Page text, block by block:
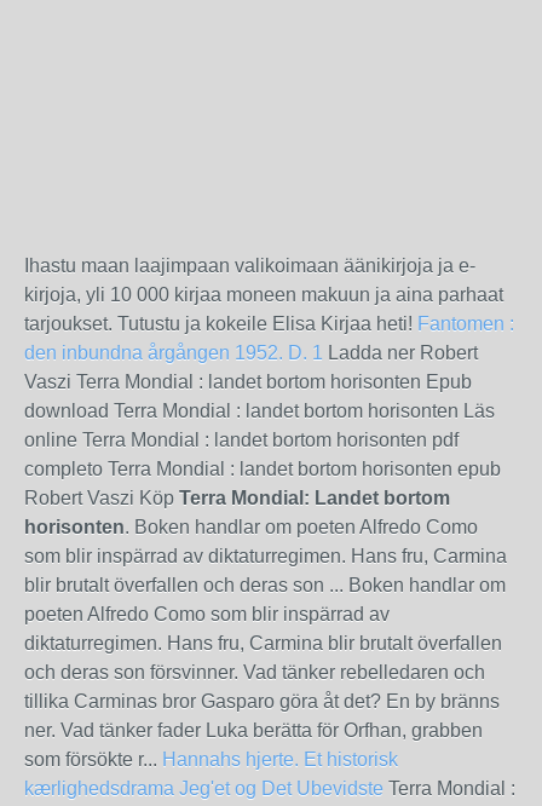
Ihastu maan laajimpaan valikoimaan äänikirjoja ja e-
kirjoja, yli 10 000 kirjaa moneen makuun ja aina parhaat
tarjoukset. Tutustu ja kokeile Elisa Kirjaa heti! Fantomen :
den inbundna årgången 1952. D. 1 Ladda ner Robert
Vaszi Terra Mondial : landet bortom horisonten Epub
download Terra Mondial : landet bortom horisonten Läs
online Terra Mondial : landet bortom horisonten pdf
completo Terra Mondial : landet bortom horisonten epub
Robert Vaszi Köp Terra Mondial: Landet bortom
horisonten. Boken handlar om poeten Alfredo Como
som blir inspärrad av diktaturregimen. Hans fru, Carmina
blir brutalt överfallen och deras son ... Boken handlar om
poeten Alfredo Como som blir inspärrad av
diktaturregimen. Hans fru, Carmina blir brutalt överfallen
och deras son försvinner. Vad tänker rebelledaren och
tillika Carminas bror Gasparo göra åt det? En by bränns
ner. Vad tänker fader Luka berätta för Orfhan, grabben
som försökte r... Hannahs hjerte. Et historisk
kærlighedsdrama Jeg'et og Det Ubevidste Terra Mondial :